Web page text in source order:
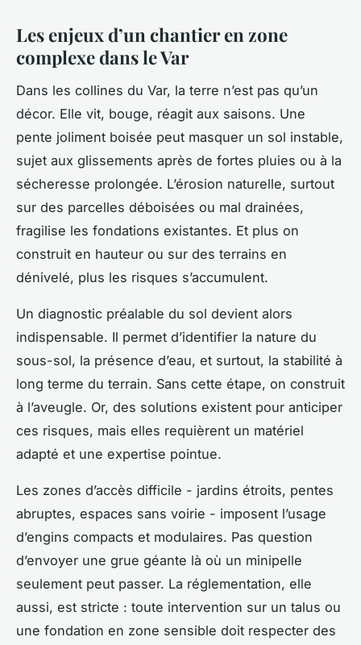
Les enjeux d’un chantier en zone
complexe dans le Var
Dans les collines du Var, la terre n’est pas qu’un
décor. Elle vit, bouge, réagit aux saisons. Une
pente joliment boisée peut masquer un sol instable,
sujet aux glissements après de fortes pluies ou à la
sécheresse prolongée. L’érosion naturelle, surtout
sur des parcelles déboisées ou mal drainées,
fragilise les fondations existantes. Et plus on
construit en hauteur ou sur des terrains en
dénivelé, plus les risques s’accumulent.
Un diagnostic préalable du sol devient alors
indispensable. Il permet d’identifier la nature du
sous-sol, la présence d’eau, et surtout, la stabilité à
long terme du terrain. Sans cette étape, on construit
à l’aveugle. Or, des solutions existent pour anticiper
ces risques, mais elles requièrent un matériel
adapté et une expertise pointue.
Les zones d’accès difficile - jardins étroits, pentes
abruptes, espaces sans voirie - imposent l’usage
d’engins compacts et modulaires. Pas question
d’envoyer une grue géante là où un minipelle
seulement peut passer. La réglementation, elle
aussi, est stricte : toute intervention sur un talus ou
une fondation en zone sensible doit respecter des